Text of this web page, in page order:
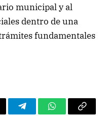
municipal y al
dentro de una
fundamentales
TelegramWhatsApp
Copy